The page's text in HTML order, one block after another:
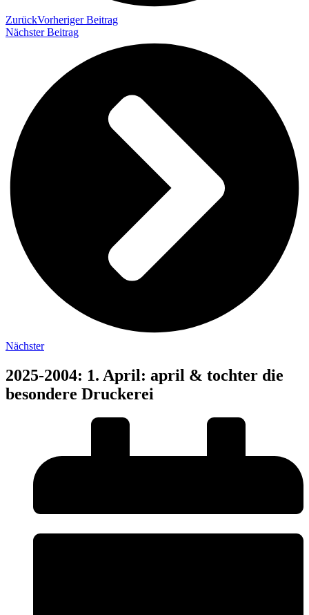
ZurückVorheriger Beitrag
Nächster Beitrag
Nächster
2025-2004: 1. April: april & tochter die
besondere Druckerei